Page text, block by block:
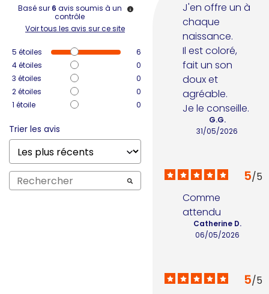
Basé sur 6 avis soumis à un
contrôle
Voir tous les avis sur ce site
5 étoiles
6
4étoiles
0
3 étoiles
0
2étoiles
0
1 étoile 0
Trier les avis
J'en offre un à
chaque
naissance.
Il est coloré,
fait un son
doux et
agréable.
Je le conseille.
31/05/2026
G.G.
5/5
Comme
attendu
06/05/2026
Catherine D.
5/5